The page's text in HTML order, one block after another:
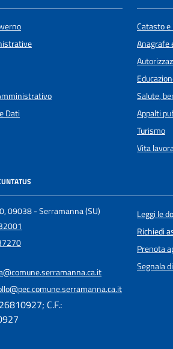
Dati
Catasto
Anagrafe
Salute,
Appalti
Turismo
Vita
09038 - Serramanna (SU)
C.F.:
Leggi le
Richiedi
Prenota
Segnala